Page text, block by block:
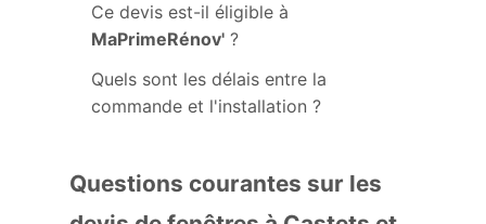
Ce devis est-il éligible à
MaPrimeRénov' ?
Quels sont les délais entre la
commande et l'installation ?
Questions courantes sur les